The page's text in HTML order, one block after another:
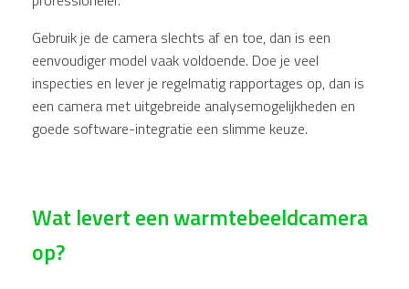
Gebruik je de camera slechts af en toe, dan is een
eenvoudiger model vaak voldoende. Doe je veel
inspecties en lever je regelmatig rapportages op, dan is
een camera met uitgebreide analysemogelijkheden en
goede software-integratie een slimme keuze.
Wat levert een warmtebeeldcamera
op?